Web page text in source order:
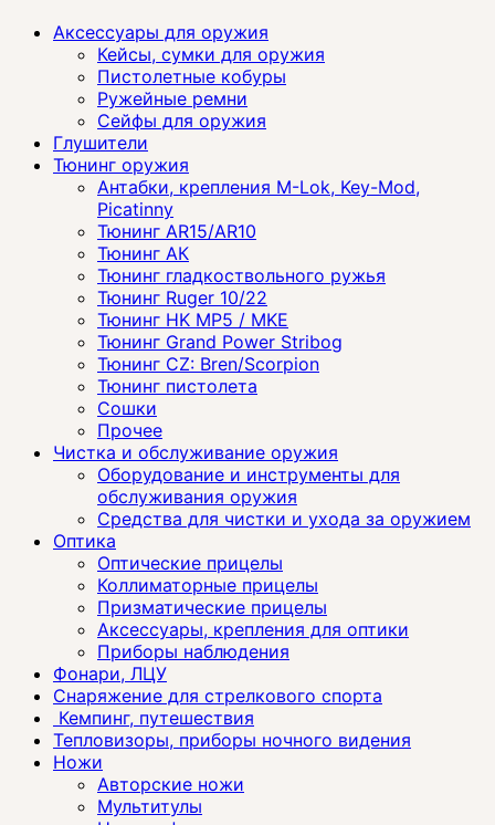
Аксессуары для оружия
Кейсы, сумки для оружия
Пистолетные кобуры
Ружейные ремни
Сейфы для оружия
Глушители
Тюнинг оружия
Антабки, крепления M-Lok, Key-Mod,
Picatinny
Тюнинг AR15/AR10
Тюнинг АК
Тюнинг гладкоствольного ружья
Тюнинг Ruger 10/22
Тюнинг HK MP5 / MKE
Тюнинг Grand Power Stribog
Тюнинг CZ: Bren/Scorpion
Тюнинг пистолета
Сошки
Прочее
Чистка и обслуживание оружия
Оборудование и инструменты для
обслуживания оружия
Средства для чистки и ухода за оружием
Оптика
Оптические прицелы
Коллиматорные прицелы
Призматические прицелы
Аксессуары, крепления для оптики
Приборы наблюдения
Фонари, ЛЦУ
Снаряжение для стрелкового спорта
Кемпинг, путешествия
Тепловизоры, приборы ночного видения
Ножи
Авторские ножи
Мультитулы